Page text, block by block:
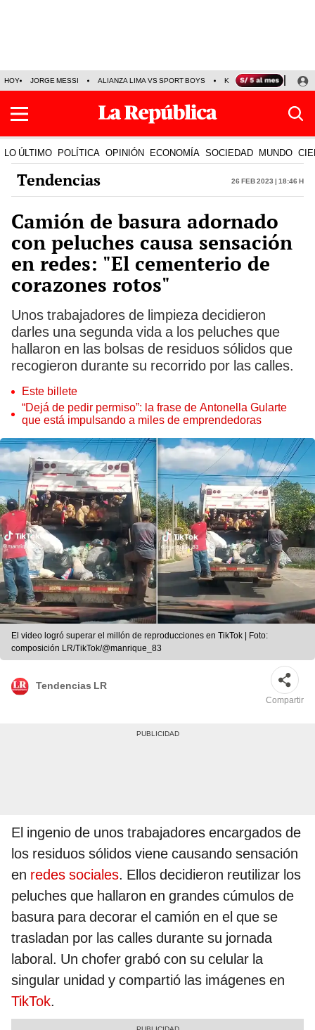
HOY JORGE MESSI ALIANZA LIMA VS SPORT BOYS KENJI FUJIMORI
LO ÚLTIMO POLÍTICA OPINIÓN ECONOMÍA SOCIEDAD MUNDO
Tendencias 26 Feb 2023 | 18:46 h
Camión de basura adornado
con peluches causa sensación
en redes: "El cementerio de
corazones rotos"
Unos trabajadores de limpieza decidieron
darles una segunda vida a los peluches que
hallaron en las bolsas de residuos sólidos que
recogieron durante su recorrido por las calles.
Este billete
“Dejá de pedir permiso”: la frase de Antonella Gularte
que está impulsando a miles de emprendedoras
El video logró superar el millón de reproducciones en TikTok | Foto:
composición LR/TikTok/@manrique_83
Tendencias LR
Compartir
El ingenio de unos trabajadores encargados de
los residuos sólidos viene causando sensación
en redes sociales. Ellos decidieron reutilizar los
peluches que hallaron en grandes cúmulos de
basura para decorar el camión en el que se
trasladan por las calles durante su jornada
laboral. Un chofer grabó con su celular la
singular unidad y compartió las imágenes en
TikTok.